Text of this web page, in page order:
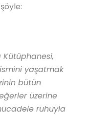
ismini yaşatmak
bütün
üzerine
ruhuyla